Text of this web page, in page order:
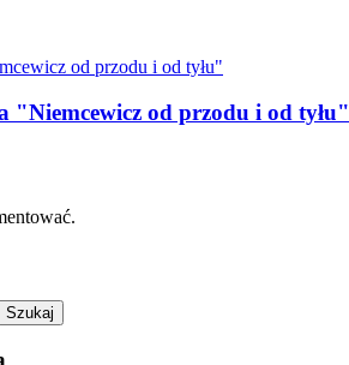
"Niemcewicz od przodu i od tyłu"